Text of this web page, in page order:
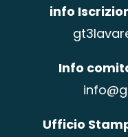
info
Info
Ufficio